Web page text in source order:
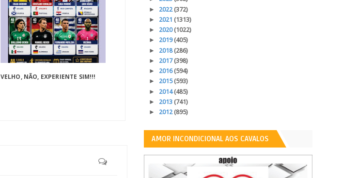
VELHO, NÃO, EXPERIENTE SIM!!!
► 2022(372)
► 2021 (1313)
► 2020(1022)
► 2019(405)
► 2018(286)
► 2017(398)
► 2016(594)
► 2015(593)
► 2014(485)
► 2013 (741)
► 2012(895)
AMOR INCONDICIONAL AOS CAVALOS